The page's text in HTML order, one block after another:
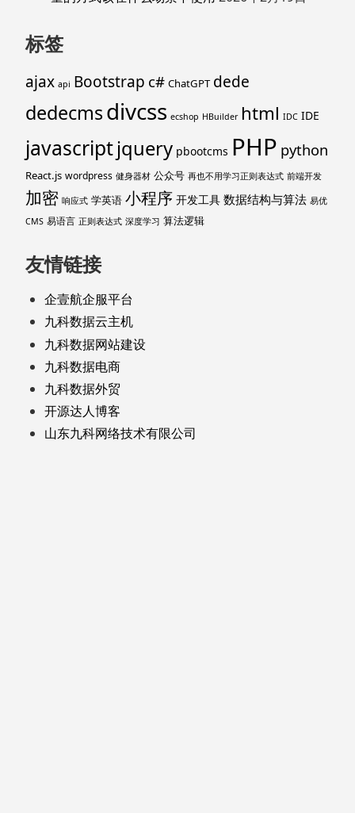
标签
ajax api Bootstrap c# ChatGPT dede
dedecmsdivcss ecshop HBuilder html IDC IDE
javascriptjquery pbootcms PHP python
React.js wordpress 健身器材 公众号 再也不用学习正则表达式 前端开发
加密 响应式 学英语 小程序 开发工具 数据结构与算法 易优
CMS 易语言 正则表达式 深度学习 算法逻辑
友情链接
企壹航企服平台
九科数据云主机
九科数据网站建设
九科数据电商
九科数据外贸
开源达人博客
山东九科网络技术有限公司